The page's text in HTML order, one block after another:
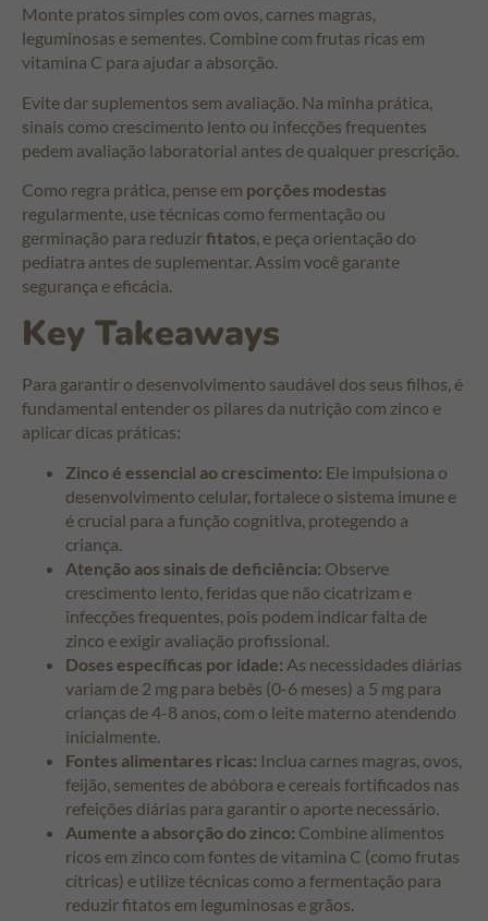
Monte pratos simples com ovos, carnes magras,
leguminosas e sementes. Combine com frutas ricas em
vitamina C para ajudar a absorção.
Evite dar suplementos sem avaliação. Na minha prática,
sinais como crescimento lento ou infecções frequentes
pedem avaliação laboratorial antes de qualquer prescrição.
Como regra prática, pense em porções modestas
regularmente, use técnicas como fermentação ou
germinação para reduzirfitatos, e peça orientação do
pediatra antes de suplementar. Assim você garante
segurança e eficácia.
Key Takeaways
Para garantir o desenvolvimento saudável dos seus filhos, é
fundamental entender os pilares da nutrição com zinco e
aplicar dicas práticas:
Zinco é essencial ao crescimento: Ele impulsiona o
desenvolvimento celular, fortalece o sistema imune e
é crucial para a função cognitiva, protegendo a
criança.
Atenção aos sinais de deficiência: Observe
crescimento lento, feridas que não cicatrizam e
infecções frequentes, pois podem indicar falta de
zinco e exigir avaliação profissional.
Doses específicas por idade: As necessidades diárias
variam de 2 mg para bebês (0-6 meses) a 5 mg para
crianças de 4-8 anos, com o leite materno atendendo
inicialmente.
Fontes alimentares ricas: Inclua carnes magras, ovos,
feijão, sementes de abóbora e cereais fortificados nas
refeições diárias para garantir o aporte necessário.
Aumente a absorção do zinco: Combine alimentos
ricos em zinco com fontes de vitamina C (como frutas
cítricas) e utilize técnicas como a fermentação para
reduzir fitatos em leguminosas e grãos.